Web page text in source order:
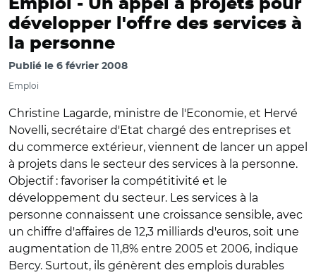
Emploi - Un appel à projets pour
développer l'offre des services à
la personne
Publié le 6 février 2008
Emploi
Christine Lagarde, ministre de l'Economie, et Hervé
Novelli, secrétaire d'Etat chargé des entreprises et
du commerce extérieur, viennent de lancer un appel
à projets dans le secteur des services à la personne.
Objectif : favoriser la compétitivité et le
développement du secteur. Les services à la
personne connaissent une croissance sensible, avec
un chiffre d'affaires de 12,3 milliards d'euros, soit une
augmentation de 11,8% entre 2005 et 2006, indique
Bercy. Surtout, ils génèrent des emplois durables